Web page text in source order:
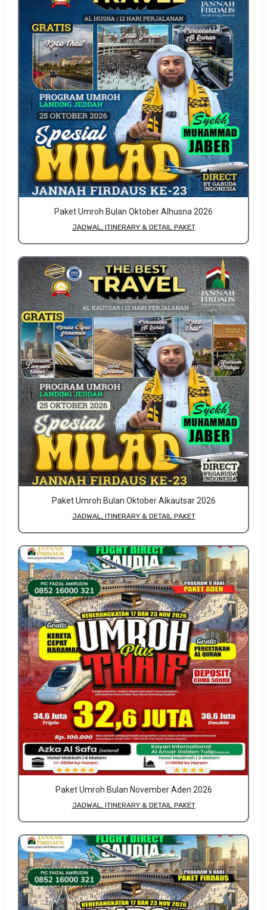
Paket Umroh Bulan Oktober Alhusna 2026
JADWAL, ITINERARY & DETAIL PAKET
Paket Umroh Bulan Oktober Alkautsar 2026
JADWAL, ITINERARY & DETAIL PAKET
Paket Umroh Bulan November Aden 2026
JADWAL, ITINERARY & DETAIL PAKET